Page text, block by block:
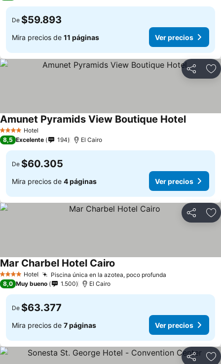
De $59.893
Mira precios de 11 páginas Ver precios
Compartir
4 EstrellasHotel
Amunet Pyramids View Boutique Hotel
8,5 Excelente 194 El Cairo
De $60.305
Mira precios de 4 páginas Ver precios
Compartir
4 EstrellasHotel Piscina única en la azotea, poco profunda
Mar Charbel Hotel Cairo
8,0 Muy bueno 1.500 El Cairo
De $63.377
Mira precios de 7 páginas Ver precios
Compartir